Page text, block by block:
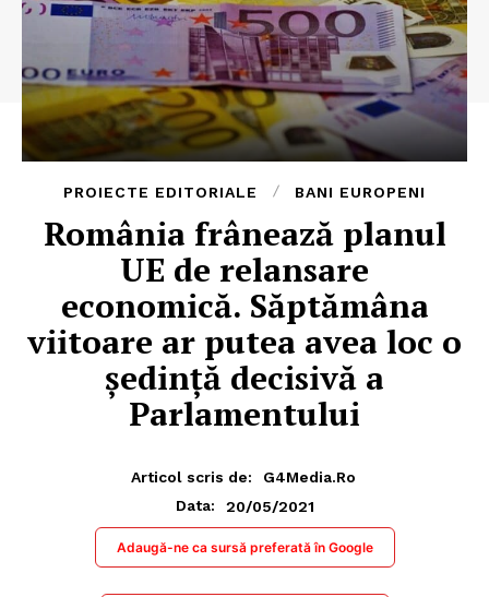
PROIECTE EDITORIALE BANI EUROPENI
România frânează planul
UE de relansare
economică. Săptămâna
viitoare ar putea avea loc o
ședință decisivă a
Parlamentului
Articol scris de:
G4Media.ro
Data:
20/05/2021
Adaugă-ne ca sursă preferată în Google